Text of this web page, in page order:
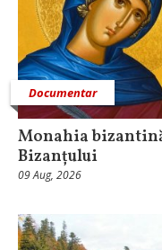
Documentar
Monahia
Bizanțului
09 Aug, 2026